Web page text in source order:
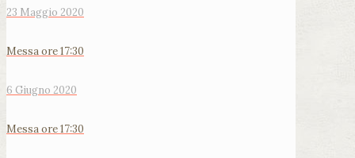
23 Maggio 2020
Messa ore 17:30
6 Giugno 2020
Messa ore 17:30